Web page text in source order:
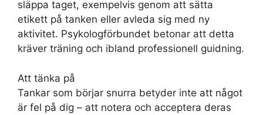
släppa taget, exempelvis genom att sätta
etikett på tanken eller avleda sig med ny
aktivitet. Psykologförbundet betonar att detta
kräver träning och ibland professionell guidning.
Att tänka på
Tankar som börjar snurra betyder inte att något
är fel på dig – att notera och acceptera deras